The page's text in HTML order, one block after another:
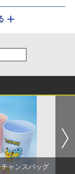
ャンスバッグ